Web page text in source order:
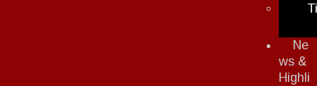
Ne
ws &
Highli